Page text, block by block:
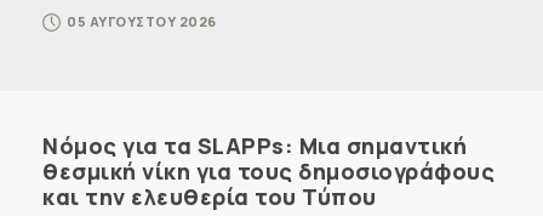
05 ΑΥΓΟΥΣΤΟΥ 2026
Νόμος για τα SLAPPs: Μια σημαντική
θεσμική νίκη για τους δημοσιογράφους
και την ελευθερία του Τύπου